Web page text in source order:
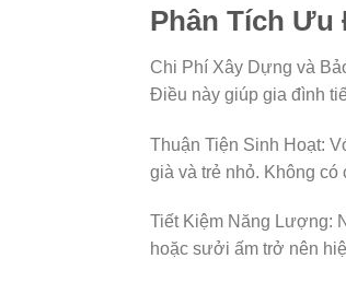
Phân Tích Ưu
Chi Phí Xây Dựng và
Điều này giúp gia đình
Thuận Tiện Sinh Hoạt:
già và trẻ nhỏ. Không
Tiết Kiệm Năng Lượng:
hoặc sưởi ấm trở nên